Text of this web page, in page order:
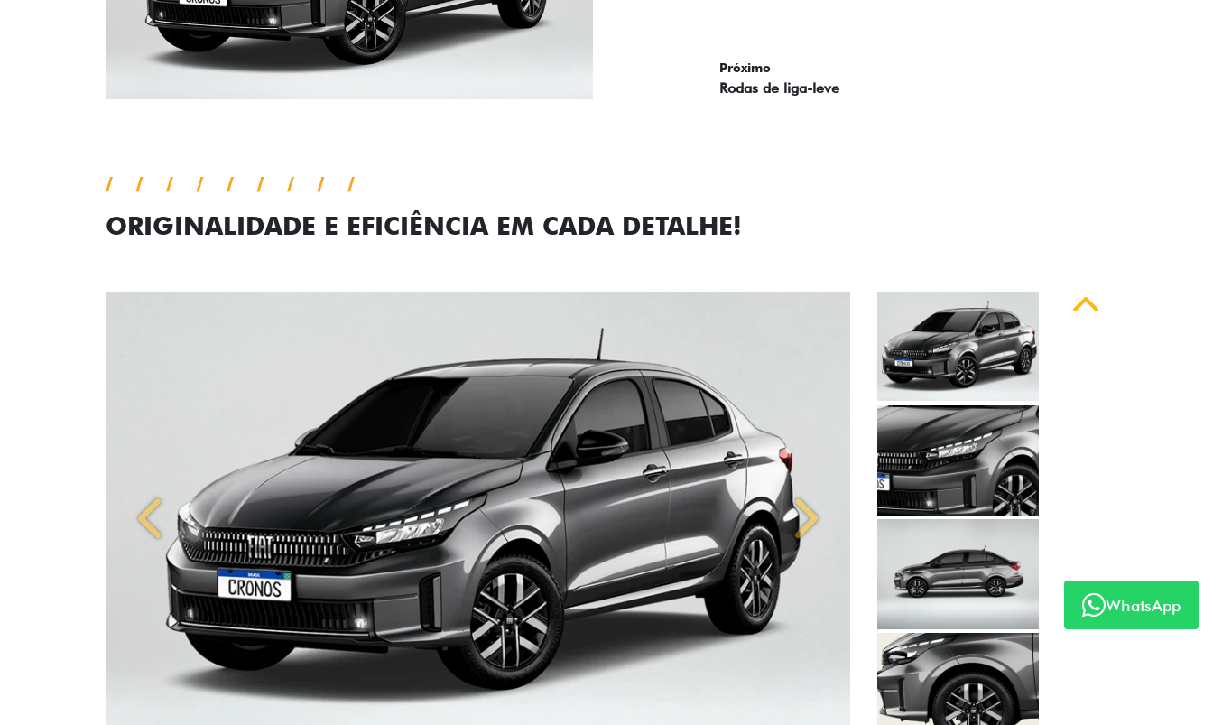
ORIGINALIDADE E EFICIÊNCIA EM CADA DETALHE!
Anterior
WhatsApp